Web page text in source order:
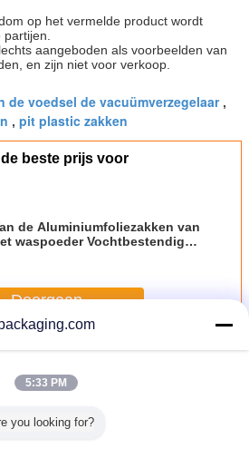
op het vermelde product wordt
aangeboden als voorbeelden van
en zijn niet voor verkoop.
de voedsel de vacuümverzegelaar,
, pit plastic zakken
beste prijs voor
de Aluminiumfoliezakken van
waspoeder Vochtbestendige
Doorgaan
op zak
5:33 PM
you looking for?